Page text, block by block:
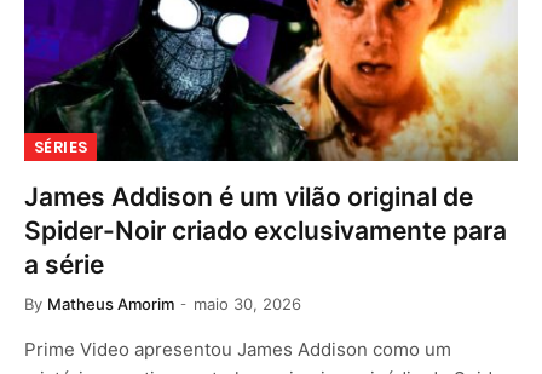
SÉRIES
James Addison é um vilão original de
Spider-Noir criado exclusivamente para
a série
By Matheus Amorim maio 30, 2026
Prime Video apresentou James Addison como um